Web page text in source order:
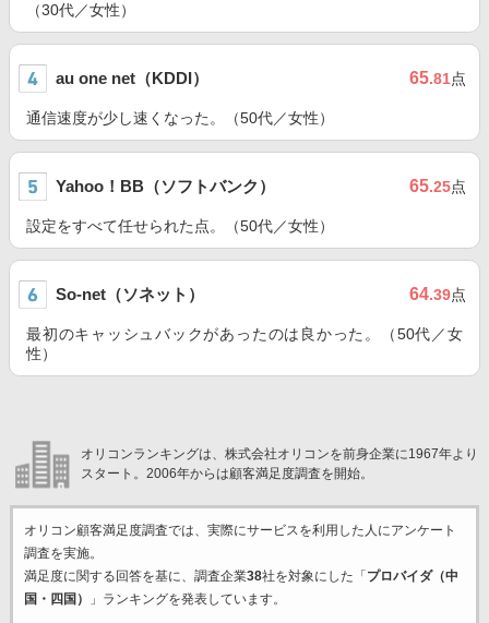
（30代／女性）
au one net（KDDI） 65.81点
通信速度が少し速くなった。（50代／女性）
Yahoo！BB（ソフトバンク） 65.25点
設定をすべて任せられた点。（50代／女性）
So-net（ソネット） 64.39点
最初のキャッシュバックがあったのは良かった。（50代／女
性）
オリコンランキングは、株式会社オリコンを前身企業に1967年より
スタート。2006年からは顧客満足度調査を開始。
オリコン顧客満足度調査では、実際にサービスを利用した 人にアンケート
調査を実施。
満足度に関する回答を基に、調査企業38社を対象にした「 プロバイダ（中
国・四国）
」ランキングを発表しています。